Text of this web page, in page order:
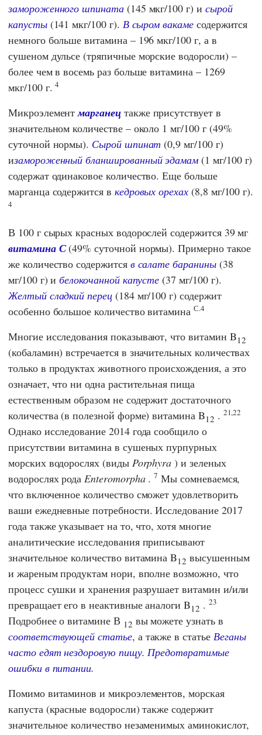
замороженного шпината(145 мкг/100 г) и сырой
капусты(141 мкг/100 г). В сыром вакамесодержится
немного больше витамина – 196 мкг/100 г, а в
сушеном дульсе (тряпичные морские водоросли) –
более чем в восемь раз больше витамина – 1269
мкг/100 г.4
Микроэлементмарганецтакже присутствует в
значительном количестве – около 1 мг/100 г (49%
суточной нормы). Сырой шпинат (0,9 мг/100 г)
изамороженный бланшированный эдамам (1 мг/100 г)
содержат одинаковое количество. Еще больше
марганца содержится в кедровых орехах (8,8 мг/100 г).
4
В 100 г сырых красных водорослей содержится 39 мг
витамина С(49% суточной нормы). Примерно такое
же количество содержится в салате баранины(38
мг/100 г) ибелокочанной капусте (37 мг/100 г).
Желтый сладкий перец(184 мг/100 г) содержит
особенно большое количество витаминаС.4
Многие исследования показывают, что витамин B12
(кобаламин) встречается в значительных количествах
только в продуктах животного происхождения, а это
означает, что ни одна растительная пища
естественным образом не содержит достаточного
количества (в полезной форме) витамина B12 . 21,22
Однако исследование 2014 года сообщило о
присутствии витамина в сушеных пурпурных
морских водорослях (виды Porphyra ) и зеленых
водорослях рода Enteromorpha.7 Мы сомневаемся,
что включенное количество сможет удовлетворить
ваши ежедневные потребности. Исследование 2017
года также указывает на то, что, хотя многие
аналитические исследования приписывают
значительное количество витамина B12 высушенным
и жареным продуктам нори, вполне возможно, что
процесс сушки и хранения разрушает витамин и/или
превращает его в неактивные аналоги B12 . 23
Подробнее о витамине В 12 вы можете узнать в
соответствующей статье, а также в статье Веганы
часто едят нездоровую пищу. Предотвратимые
ошибки в питании.
Помимо витаминов и микроэлементов, морская
капуста (красные водоросли) также содержит
значительное количество незаменимых аминокислот,